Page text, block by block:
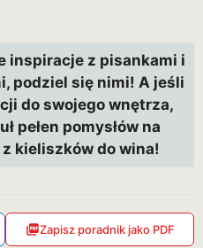
inspiracje z pisankami i
podziel się nimi! A jeśli
do swojego wnętrza,
pełen pomysłów na
kieliszków do wina!
Zapisz poradnik jako PDF